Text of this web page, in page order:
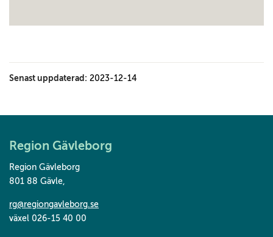
Senast uppdaterad: 2023-12-14
Region Gävleborg
Region Gävleborg
801 88 Gävle,
rg@regiongavleborg.se
växel 026-15 40 00